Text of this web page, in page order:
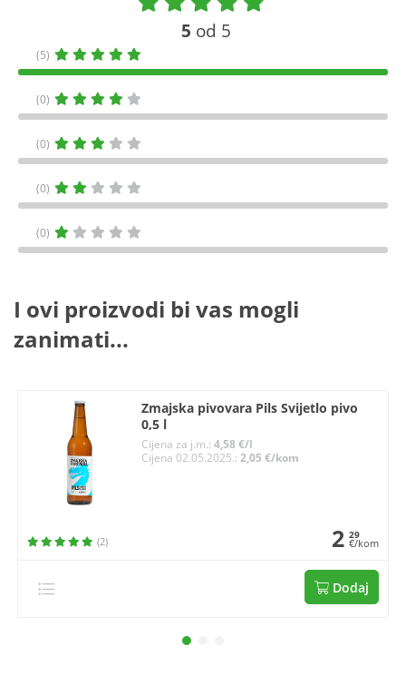
5 od 5
(5)
(0)
(0)
(0)
(0)
I ovi proizvodi bi vas mogli
zanimati...
Zmajska pivovara Pils Svijetlo pivo
0,5 l
Cijena za j.m.:4,58 €/l
Cijena 02.05.2025.:2,05 €/kom
(2) 2 29
€/kom
Dodaj